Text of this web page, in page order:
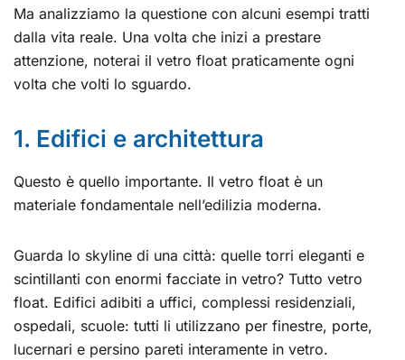
Ma analizziamo la questione con alcuni esempi tratti
dalla vita reale. Una volta che inizi a prestare
attenzione, noterai il vetro float praticamente ogni
volta che volti lo sguardo.
1. Edifici e architettura
Questo è quello importante. Il vetro float è un
materiale fondamentale nell’edilizia moderna.
Guarda lo skyline di una città: quelle torri eleganti e
scintillanti con enormi facciate in vetro? Tutto vetro
float. Edifici adibiti a uffici, complessi residenziali,
ospedali, scuole: tutti li utilizzano per finestre, porte,
lucernari e persino pareti interamente in vetro.